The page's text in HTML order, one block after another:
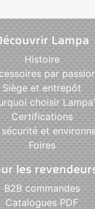
Lampa
Histoire
par
Siège et entrepôt
choisir
Certifications
et
Foires
les
B2B commandes
Catalogues PDF